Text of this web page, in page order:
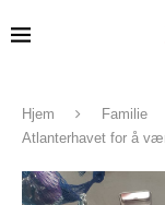
Hjem Familie
Atlanterhavet for å